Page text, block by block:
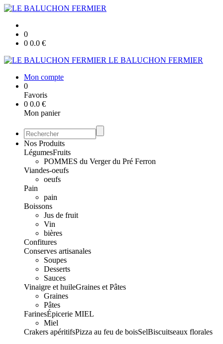
0
0 0.0 €
LE BALUCHON FERMIER
Mon compte
0
Favoris
0 0.0 €
Mon panier
Nos Produits
LégumesFruits
POMMES du Verger du Pré Ferron
Viandes-oeufs
oeufs
Pain
pain
Boissons
Jus de fruit
Vin
bières
Confitures
Conserves artisanales
Soupes
Desserts
Sauces
Vinaigre et huileGraines et Pâtes
Graines
Pâtes
FarinesÉpicerie MIEL
Miel
Crakers apéritifsPizza au feu de boisSelBiscuitseaux florales